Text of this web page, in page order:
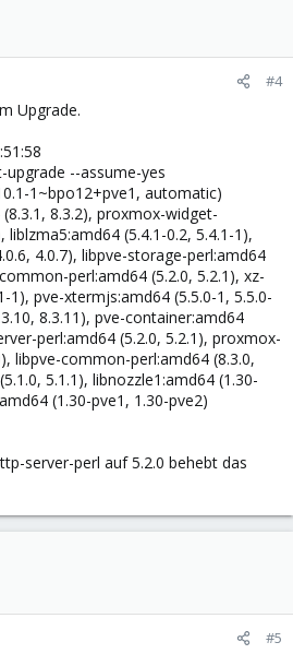
#4
Upgrade.
--assume-yes
1~bpo12+pve1, automatic)
8.3.2), proxmox-widget-
(5.4.1-0.2, 5.4.1-1),
4.0.7), libpve-storage-perl:amd64
perl:amd64 (5.2.0, 5.2.1), xz-
1), pve-xtermjs:amd64 (5.5.0-1, 5.5.0-
8.3.11), pve-container:amd64
perl:amd64 (5.2.0, 5.2.1), proxmox-
libpve-common-perl:amd64 (8.3.0,
5.1.1), libnozzle1:amd64 (1.30-
(1.30-pve1, 1.30-pve2)
server-perl auf 5.2.0 behebt das
#5